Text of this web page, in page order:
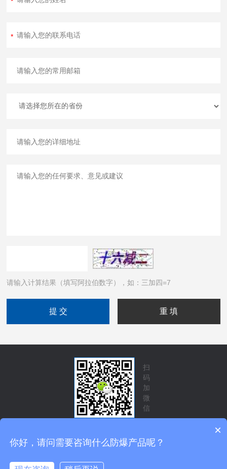
请输入计算结果（填写阿拉伯数字），如：三加四=7
扫
码
加
微
信
技术支持：化工仪器网 管理登录
sitemap.xml
×
你好，请问需要咨询什么防爆产品呢？